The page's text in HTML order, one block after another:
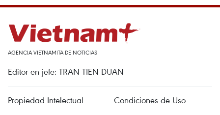
AGENCIA VIETNAMITA DE NOTICIAS
Editor en jefe: TRAN TIEN DUAN
Propiedad Intelectual
Condiciones de Uso